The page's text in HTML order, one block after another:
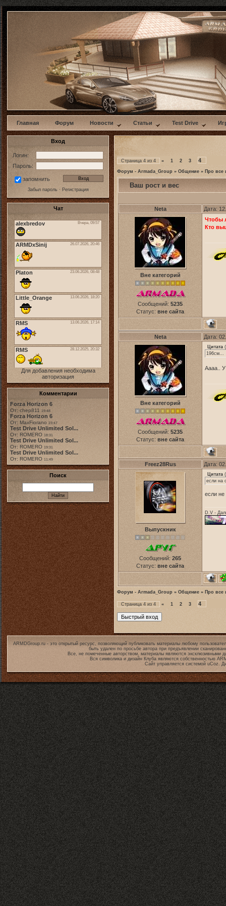
w
Главная Форум Новости Статьи Test Drive
Вход
Логин:
Пароль:
запомнить
Забыл пароль· Регистрация
Чат
Для добавления необходима
авторизация
Комментарии
Forza Horizon 6
От: chep811 19:48
Forza Horizon 6
От: MaxFiorano 23:47
Test Drive Unlimited Sol...
От: ROMERO 18:31
Test Drive Unlimited Sol...
От: ROMERO 19:31
Test Drive Unlimited Sol...
От: ROMERO 11:49
Поиск
Страница 4 из 4 « 1 2 3 4
Форум - Armada_Group » Общение » Про все
Ваш рост и вес
Neta Дата:
Вне категорий
Сообщений: 5235
Статус: вне сайта
Чтобы
Кто
Neta Дата:
Вне категорий
Сообщений: 5235
Статус: вне сайта
Цитата (
196см...
Аааа..
Freez28Rus Дата:
Выпускник
Сообщений: 265
Статус: вне сайта
Цитата (
если на
если не
D.V -
Форум - Armada_Group » Общение » Про все
Страница 4 из 4 « 1 2 3 4
ARMDGroup.ru - это открытый ресурс, позволяющий публиковать материалы любому
быть удален по просьбе автора при предъявлении
Все, не помеченные авторством, материалы являются эксклюзивными
Вся символика и дизайн Клуба являются собственностью
Сайт управляется системой uCoz.